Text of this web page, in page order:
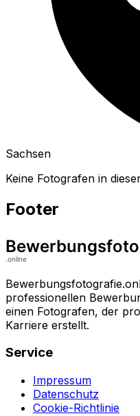
Sachsen
Keine Fotografen in
Footer
professionellen
einen Fotografen, der
Karriere erstellt.
Service
Impressum
Datenschutz
Cookie-Richtlinie